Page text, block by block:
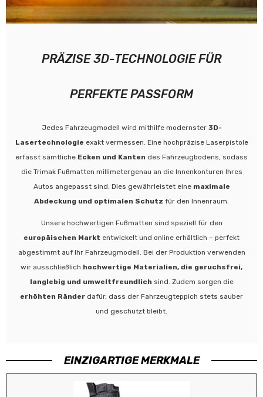
PRÄZISE 3D-TECHNOLOGIE FÜR
PERFEKTE PASSFORM
Jedes Fahrzeugmodell wird mithilfe modernster 3D-
Lasertechnologie exakt vermessen. Eine hochpräzise Laserpistole
erfasst sämtliche Ecken und Kanten des Fahrzeugbodens, sodass
die Trimak Fußmatten millimetergenau an die Innenkonturen Ihres
Autos angepasst sind. Dies gewährleistet eine maximale
Abdeckung und optimalen Schutz für den Innenraum.
Unsere hochwertigen Fußmatten sind speziell für den
europäischen Markt entwickelt und online erhältlich – perfekt
abgestimmt auf Ihr Fahrzeugmodell. Bei der Produktion verwenden
wir ausschließlich hochwertige Materialien, die geruchsfrei,
langlebig und umweltfreundlich sind. Zudem sorgen die
erhöhten Ränder dafür, dass der Fahrzeugteppich stets sauber
und geschützt bleibt.
EINZIGARTIGE MERKMALE